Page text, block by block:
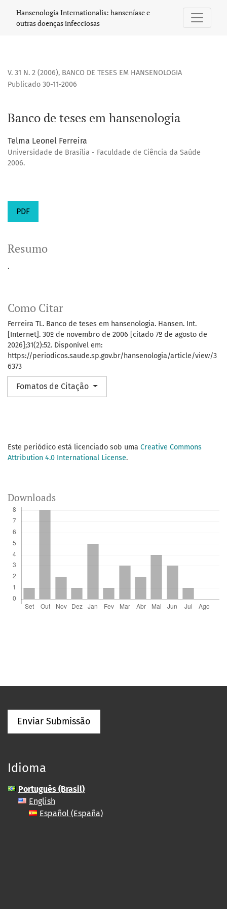
Hansenologia Internationalis: hanseníase e
outras doenças infecciosas
V. 31 N. 2 (2006), BANCO DE TESES EM HANSENOLOGIA
Banco de teses em hansenologia
Publicado 30-11-2006
Telma Leonel Ferreira
Universidade de Brasília - Faculdade de Ciência da Saúde
2006.
PDF
Como Citar
Ferreira TL. Banco de teses em hansenologia. Hansen. Int.
[Internet]. 30º de novembro de 2006 [citado 7º de agosto de
2026];31(2):52. Disponível em:
https://periodicos.saude.sp.gov.br/hansenologia/article/view/3
6373
Fomatos de Citação
Resumo
.
Este periódico está licenciado sob uma Creative Commons
Attribution 4.0 International License.
Downloads
Enviar Submissão
Idioma
Português (Brasil)
English
Español (España)